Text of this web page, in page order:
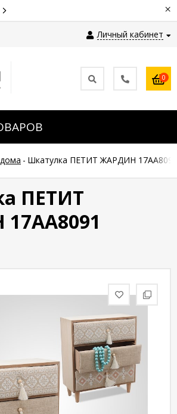
×
Личный кабинет
0
- Шкатулка ПЕТИТ ЖАРДИН 17AA8091
ПЕТИТ